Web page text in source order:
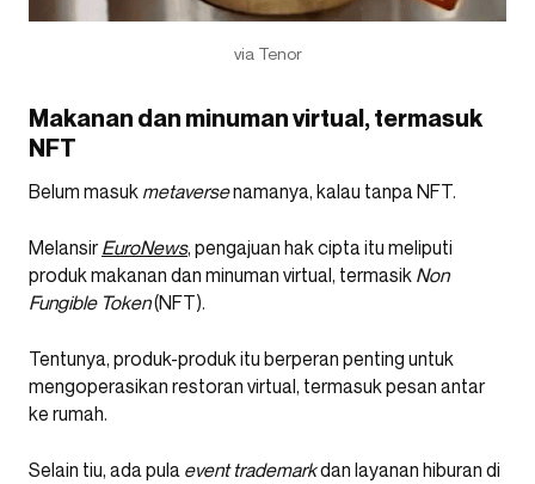
via Tenor
Makanan dan minuman virtual, termasuk
NFT
Belum masuk metaversenamanya, kalau tanpa NFT.
Melansir EuroNews, pengajuan hak cipta itu meliputi
produk makanan dan minuman virtual, termasik Non
Fungible Token(NFT).
Tentunya, produk-produk itu berperan penting untuk
mengoperasikan restoran virtual, termasuk pesan antar
ke rumah.
Selain tiu, ada pula event trademarkdan layanan hiburan di